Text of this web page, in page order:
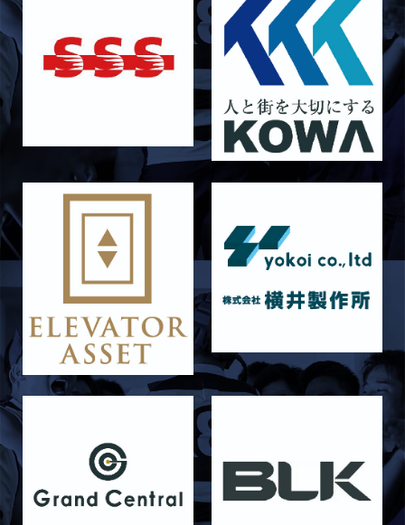
STAFF blog
6月27日 朝日大学戦
2026/06/26
STAFF blog
【Rits Familyのバトン】vol. 2 稲西輝紀
STAFF blog
2026/06/19
6月20日 花園大学
2026/06/16
6月14日 島津製作所
2026/06/16
6月13日 名城大学
2026/06/12
STAFF blog
【Rits Familyのバトン】vol. 1 北村瞬太郎
2026/06/03
STAFF blog
【「イヤーブック2026」にお名前を掲載／サポ
ーター募集のお知らせ】
2026/05/31
STAFF blog
5月31日 関西学院大学AB
2026/05/31
STAFF blog